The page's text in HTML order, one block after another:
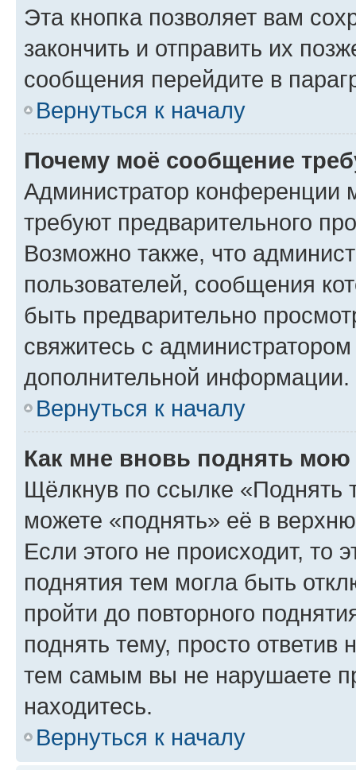
Эта кнопка позволяет вам
закончить и отправить их
сообщения перейдите в
Вернуться к началу
Почему моё сообщение
Администратор конференции
требуют предварительного
Возможно также, что
пользователей, сообщения
быть предварительно
свяжитесь с
дополнительной информации.
Вернуться к началу
Как мне вновь поднять мою
Щёлкнув по ссылке «Поднять
можете «поднять» её в
Если этого не происходит, то
поднятия тем могла быть
пройти до повторного
поднять тему, просто ответив
тем самым вы не нарушаете
находитесь.
Вернуться к началу